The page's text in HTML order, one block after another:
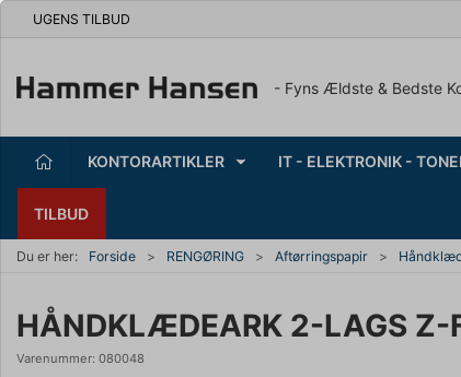
UGENS TILBUD
- Fyns Ældste & Bedste
KONTORARTIKLER IT - ELEKTRONIK -
TILBUD
Du er her: Forside RENGØRING Aftørringspapir
HÅNDKLÆDEARK 2-LAGS
Varenummer: 080048